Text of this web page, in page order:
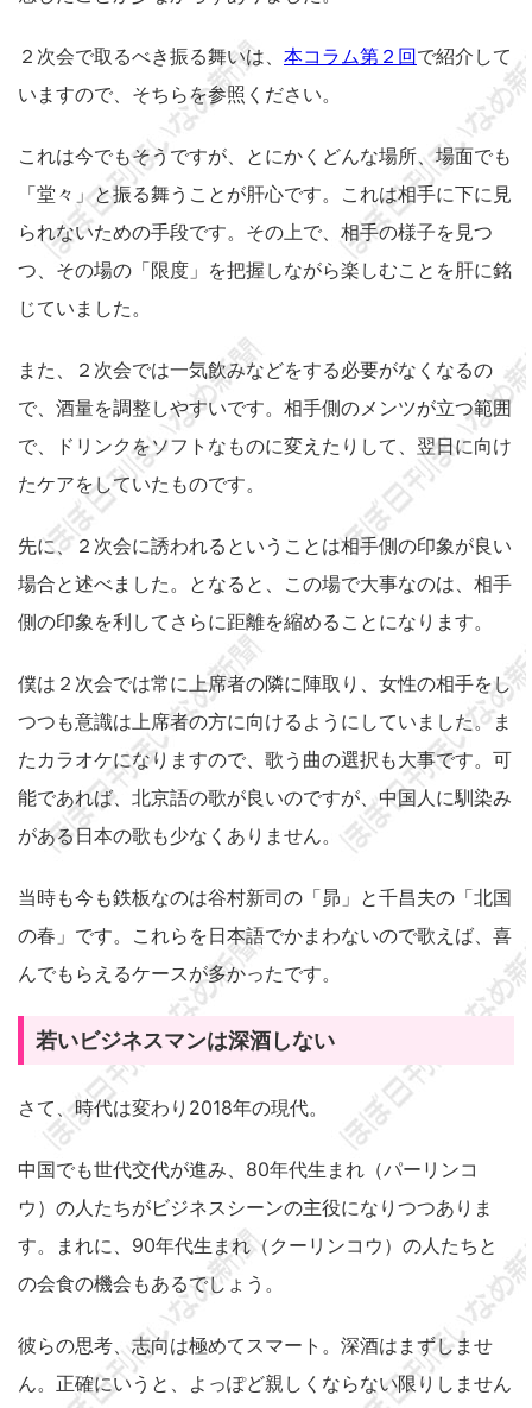
２次会で取るべき振る舞いは、 本コラム第２回で紹介して
いますので、そちらを参照ください。
これは今でもそうですが、とにかくどんな場所、場面でも
「堂々」と振る舞うことが肝心です。これは相手に下に見
られないための手段です。その上で、相手の様子を見つ
つ、その場の「限度」を把握しながら楽しむことを肝に銘
じていました。
また、２次会では一気飲みなどをする必要がなくなるの
で、酒量を調整しやすいです。相手側のメンツが立つ範囲
で、ドリンクをソフトなものに変えたりして、翌日に向け
たケアをしていたものです。
先に、２次会に誘われるということは相手側の印象が良い
場合と述べました。となると、この場で大事なのは、相手
側の印象を利してさらに距離を縮めることになります。
僕は２次会では常に上席者の隣に陣取り、女性の相手をし
つつも意識は上席者の方に向けるようにしていました。ま
たカラオケになりますので、歌う曲の選択も大事です。可
能であれば、北京語の歌が良いのですが、中国人に馴染み
がある日本の歌も少なくありません。
当時も今も鉄板なのは谷村新司の「昴」と千昌夫の「北国
の春」です。これらを日本語でかまわないので歌えば、喜
んでもらえるケースが多かったです。
若いビジネスマンは深酒しない
さて、時代は変わり2018年の現代。
中国でも世代交代が進み、80年代生まれ（パーリンコ
ウ）の人たちがビジネスシーンの主役になりつつありま
す。まれに、90年代生まれ（クーリンコウ）の人たちと
の会食の機会もあるでしょう。
彼らの思考、志向は極めてスマート。深酒はまずしませ
ん。正確にいうと、よっぽど親しくならない限りしません